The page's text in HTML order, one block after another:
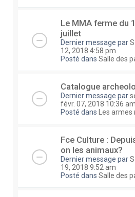
Le MMA ferme du
juillet
Dernier message par
12, 2018 4:58 pm
Posté dans Salle des
Catalogue
Dernier message par
févr. 07, 2018 10:36 am
Posté dans
Les
Fce Culture :
on les animaux?
Dernier message par
19, 2018 9:52 am
Posté dans Salle des